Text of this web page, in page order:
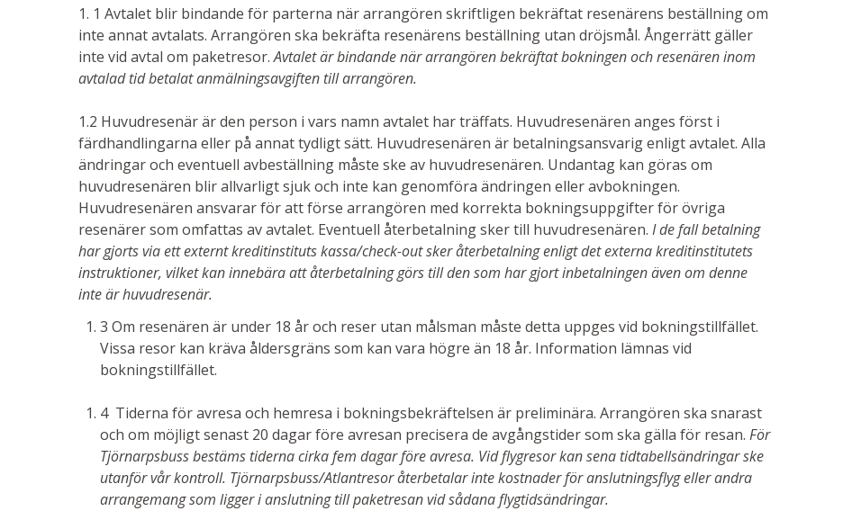
1. 1 Avtalet blir bindande för parterna när arrangören skriftligen bekräftat resenärens beställning om
inte annat avtalats. Arrangören ska bekräfta resenärens beställning utan dröjsmål. Ångerrätt gäller
inte vid avtal om paketresor.Avtalet är bindande när arrangören bekräftat bokningen och resenären inom
avtalad tid betalat anmälningsavgiften till arrangören.
1.2 Huvudresenär är den person i vars namn avtalet har träffats. Huvudresenären anges först i
färdhandlingarna eller på annat tydligt sätt. Huvudresenären är betalningsansvarig enligt avtalet. Alla
ändringar och eventuell avbeställning måste ske av huvudresenären. Undantag kan göras om
huvudresenären blir allvarligt sjuk och inte kan genomföra ändringen eller avbokningen.
Huvudresenären ansvarar för att förse arrangören med korrekta bokningsuppgifter för övriga
resenärer som omfattas av avtalet. Eventuell återbetalning sker till huvudresenären. I de fall betalning
har gjorts via ett externt kreditinstituts kassa/check-out sker återbetalning enligt det externa kreditinstitutets
instruktioner, vilket kan innebära att återbetalning görs till den som har gjort inbetalningen även om denne
inte är huvudresenär.
3 Om resenären är under 18 år och reser utan målsman måste detta uppges vid bokningstillfället.
Vissa resor kan kräva åldersgräns som kan vara högre än 18 år. Information lämnas vid
bokningstillfället.
4 Tiderna för avresa och hemresa i bokningsbekräftelsen är preliminära. Arrangören ska snarast
och om möjligt senast 20 dagar före avresan precisera de avgångstider som ska gälla för resan. För
Tjörnarpsbuss bestäms tiderna cirka fem dagar före avresa. Vid flygresor kan sena tidtabellsändringar ske
utanför vår kontroll. Tjörnarpsbuss/Atlantresor återbetalar inte kostnader för anslutningsflyg eller andra
arrangemang som ligger i anslutning till paketresan vid sådana flygtidsändringar.